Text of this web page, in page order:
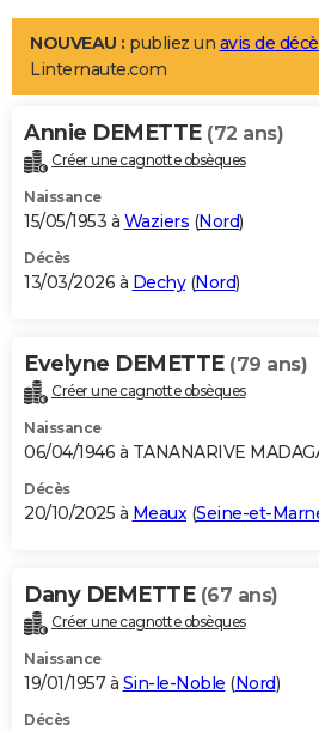
LIFESTYLE
Art de vivre
Bien-être
Loisirs
Mode
Modes de vie
Alimentation
Guide de la santé
Maladies
Médicaments
Sommeil
VOYAGE
Destinations
City break
Voyage nature
Voyage de noces
Forum
Climat
+PHOTO
GUIDES D'ACHAT
BONS PLANS
Carte de Noël
Carte Bonne année
Carte Saint-Valentin
Carte Pâques
Carte d'anniversaire
DICTIONNAIRE
Dictionnaire
Biographies
Citations
Expressions
Proverbes
PROGRAMME TV
S'inscrire
Se connecter
Lycées
Collèges
Primaires
Universités
Entreprises
Service militaire
Avis de recherche
AVIS DE DÉCÈS
Bricolage
Lifestyle
Culture
Sport
Auto
Television
Voyage
Cinema
NOUVEAU : publiez un avis de
Linternaute.com
Annie DEMETTE (72 ans)
Créer une cagnotte obsèques
Naissance
15/05/1953 à Waziers (Nord)
Décès
13/03/2026 à Dechy(Nord)
Evelyne DEMETTE (79 ans)
Créer une cagnotte obsèques
Naissance
06/04/1946 à TANANARIVE
Décès
20/10/2025 à Meaux(Seine-et-
Dany DEMETTE (67 ans)
Créer une cagnotte obsèques
Naissance
19/01/1957 à Sin-le-Noble (Nord)
Décès